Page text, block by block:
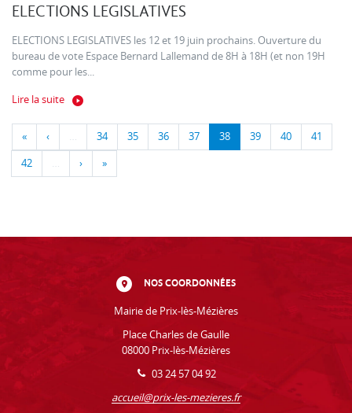
ELECTIONS LEGISLATIVES
ELECTIONS LEGISLATIVES les 12 et 19 juin prochains. Ouverture du
bureau de vote Espace Bernard Lallemand de 8H à 18H (et non 19H
comme pour les...
Lire la suite
« ‹ … 34 35 36 37 38 39 40 41
42 … › »
NOS COORDONNÉES
Mairie de Prix-lès-Mézières
Place Charles de Gaulle
08000 Prix-lès-Mézières
03 24 57 04 92
accueil@prix-les-mezieres.fr